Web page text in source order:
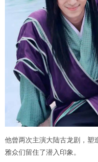
他曾两次主演大陆古龙剧，塑
雅众们留住了潜入印象。